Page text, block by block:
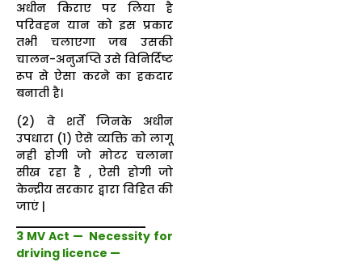
अधीन किराए पर लिया है
परिवहन यान को इस प्रकार
तभी चलाएगा जब उसकी
चालन-अनुज्ञप्ति उसे विनिर्दिष्ट
रूप से ऐसा करने का हकदार
बनाती है।
(2) वे शर्तें जिनके अधीन
उपधारा (1) ऐसे व्यक्ति को लागू
नही होगी जो मोटर चलाना
सीख रहा है , ऐसी होगी जो
केन्द्रीय सरकार द्वारा विहित की
जाएं |
3 MV Act — Necessity for
driving licence —